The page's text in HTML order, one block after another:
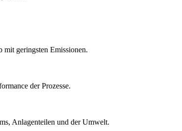
mit geringsten Emissionen.
der Prozesse.
Anlagenteilen und der Umwelt.